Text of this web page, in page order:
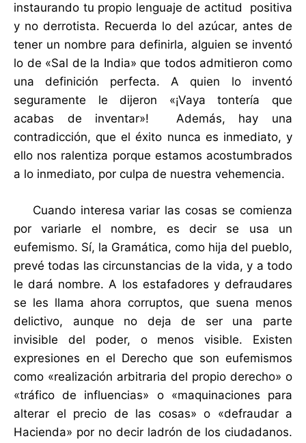
instaurando tu propio lenguaje de actitud positiva
y no derrotista. Recuerda lo del azúcar, antes de
tener un nombre para definirla, alguien se inventó
lo de «Sal de la India» que todos admitieron como
una definición perfecta. A quien lo inventó
seguramente le dijeron «¡Vaya tontería que
acabas de inventar»! Además, hay una
contradicción, que el éxito nunca es inmediato, y
ello nos ralentiza porque estamos acostumbrados
a lo inmediato, por culpa de nuestra vehemencia.
Cuando interesa variar las cosas se comienza
por variarle el nombre, es decir se usa un
eufemismo. Sí, la Gramática, como hija del pueblo,
prevé todas las circunstancias de la vida, y a todo
le dará nombre. A los estafadores y defraudares
se les llama ahora corruptos, que suena menos
delictivo, aunque no deja de ser una parte
invisible del poder, o menos visible. Existen
expresiones en el Derecho que son eufemismos
como «realización arbitraria del propio derecho» o
«tráfico de influencias» o «maquinaciones para
alterar el precio de las cosas» o «defraudar a
Hacienda» por no decir ladrón de los ciudadanos.